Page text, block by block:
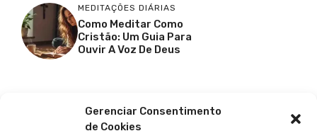
Gerenciar Consentimento
de Cookies
MEDITAÇÕES DIÁRIAS
Como Meditar Como
Cristão: Um Guia Para
Ouvir A Voz De Deus
Facebook
Youtube
Pinterest